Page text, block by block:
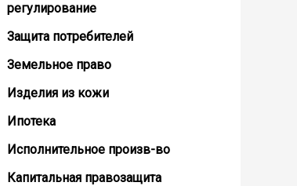
регулирование
Защита потребителей
Земельное право
Изделия из кожи
Ипотека
Исполнительное произв-во
Капитальная правозащита